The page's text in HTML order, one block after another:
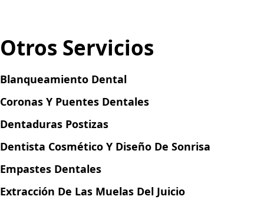
Otros Servicios
Blanqueamiento Dental
Coronas Y Puentes Dentales
Dentaduras Postizas
Dentista Cosmético Y Diseño De Sonrisa
Empastes Dentales
Extracción De Las Muelas Del Juicio